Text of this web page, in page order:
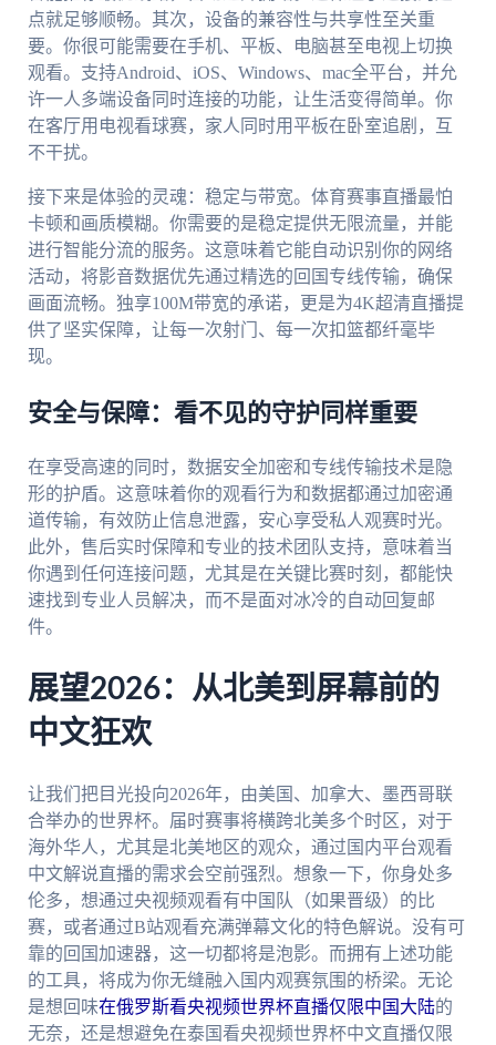
点就足够顺畅。其次，设备的兼容性与共享性至关重
要。你很可能需要在手机、平板、电脑甚至电视上切换
观看。支持Android、iOS、Windows、mac全平台，并允
许一人多端设备同时连接的功能，让生活变得简单。你
在客厅用电视看球赛，家人同时用平板在卧室追剧，互
不干扰。
接下来是体验的灵魂：稳定与带宽。体育赛事直播最怕
卡顿和画质模糊。你需要的是稳定提供无限流量，并能
进行智能分流的服务。这意味着它能自动识别你的网络
活动，将影音数据优先通过精选的回国专线传输，确保
画面流畅。独享100M带宽的承诺，更是为4K超清直播提
供了坚实保障，让每一次射门、每一次扣篮都纤毫毕
现。
安全与保障：看不见的守护同样重要
在享受高速的同时，数据安全加密和专线传输技术是隐
形的护盾。这意味着你的观看行为和数据都通过加密通
道传输，有效防止信息泄露，安心享受私人观赛时光。
此外，售后实时保障和专业的技术团队支持，意味着当
你遇到任何连接问题，尤其是在关键比赛时刻，都能快
速找到专业人员解决，而不是面对冰冷的自动回复邮
件。
展望2026：从北美到屏幕前的
中文狂欢
让我们把目光投向2026年，由美国、加拿大、墨西哥联
合举办的世界杯。届时赛事将横跨北美多个时区，对于
海外华人，尤其是北美地区的观众，通过国内平台观看
中文解说直播的需求会空前强烈。想象一下，你身处多
伦多，想通过央视频观看有中国队（如果晋级）的比
赛，或者通过B站观看充满弹幕文化的特色解说。没有可
靠的回国加速器，这一切都将是泡影。而拥有上述功能
的工具，将成为你无缝融入国内观赛氛围的桥梁。无论
是想回味在俄罗斯看央视频世界杯直播仅限中国大陆的
无奈，还是想避免在泰国看央视频世界杯中文直播仅限